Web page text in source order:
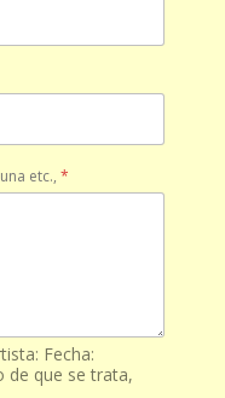
etc., *
Fecha:
de que se trata,